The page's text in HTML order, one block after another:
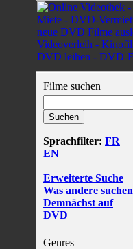
Filme suchen
Sprachfilter: FR
EN
Erweiterte Suche
Was andere suchen
Demnächst auf
DVD
Genres